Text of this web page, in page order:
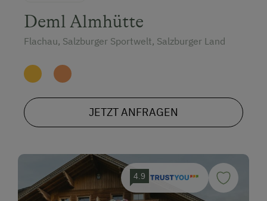
Deml Almhütte
Flachau, Salzburger Sportwelt, Salzburger Land
JETZT ANFRAGEN
4.9